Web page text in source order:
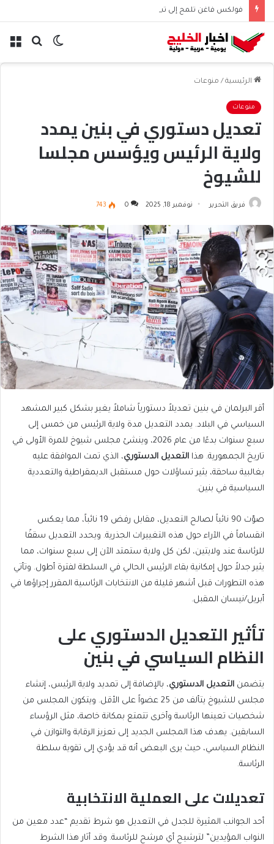
فولكس فاغن تلمح إلى تسريح 50 ألف موظف عالميًا
بحث الوضع
الرئيسية / منوعات
منوعات
تعديل دستوري في بنين يمدد
ولاية الرئيس ويؤسس مجلسا
للشيوخ
فريق التحرير نوفمبر 18, 2025 0
743
أقر البرلمان في بنين تعديلاً دستورياً شاملاً يغير بشكل كبير المشهد
السياسي في البلاد. يمدد التعديل مدة ولاية الرئيس من خمس إلى
سبع سنوات بدءًا من عام 2026، وينشئ مجلس شيوخ للمرة الأولى في
تاريخ الجمهورية. هذا التعديل الدستوري، الذي تمت الموافقة عليه
بغالبية ساحقة، يثير تساؤلات حول مستقبل الديمقراطية والتعددية
السياسية في بنين.
صوّت 90 نائباً لصالح التعديل، مقابل رفض 19 نائباً، مما يعكس
انقساماً في الآراء حول هذه التغييرات الجذرية. ويحدد التعديل سقفًا
للرئاسة عند ولايتين، لكن كل ولاية ستمتد الآن إلى سبع سنوات، مما
يثير جدلاً حول إمكانية بقاء الرئيس الحالي في السلطة لفترة أطول. وتأتي
هذه التطورات قبل أشهر قليلة من الانتخابات الرئاسية المقرر إجراؤها في
أبريل/نيسان المقبل.
تأثير التعديل الدستوري على
النظام السياسي في بنين
يتضمن التعديل الدستوري، بالإضافة إلى تمديد ولاية الرئيس، إنشاء
مجلس للشيوخ يتألف من 25 عضواً على الأقل. ويتكون المجلس من
شخصيات تعينها الرئاسة وأخرى تتمتع بمكانة خاصة، مثل الرؤساء
السابقين. يهدف هذا المجلس الجديد إلى تعزيز الرقابة والتوازن في
النظام السياسي، حيث يرى البعض أنه قد يؤدي إلى تقوية سلطة
الرئاسة.
تعديلات على العملية الانتخابية
أحد الجوانب المثيرة للجدل في التعديل هو شرط تقديم “عدد معين من
النواب المؤيدين” لترشيح أي مرشح للرئاسة. وقد أثار هذا الشرط